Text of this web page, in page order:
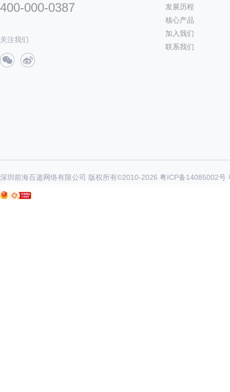
400-000-0387
关注我们
发展历程
核心产品
加入我们
联系我们
深圳前海百递网络有限公司 版权所有©2010-2026 粤ICP备14085002号